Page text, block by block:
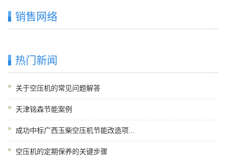
销售网络
热门新闻
关于空压机的常见问题解答
天津铭森节能案例
成功中标广西玉柴空压机节能改造项...
空压机的定期保养的关键步骤